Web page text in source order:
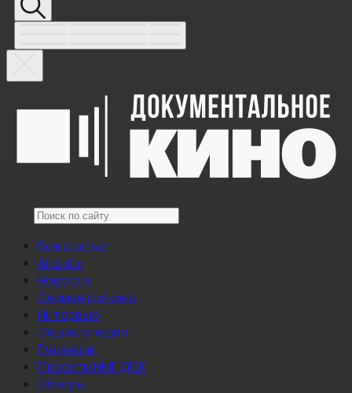
Все статьи
Анонсы
Новости
Снимается кино
Интервью
Энциклопедия
Рецензии
Проекты НМГ ДОК
Обзоры